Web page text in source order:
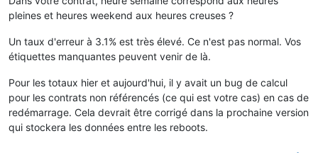
pleines et heures weekend aux heures creuses ?
Un taux d'erreur à 3.1% est très élevé. Ce n'est pas normal. Vos
étiquettes manquantes peuvent venir de là.
Pour les totaux hier et aujourd'hui, il y avait un bug de calcul
pour les contrats non référencés (ce qui est votre cas) en cas de
redémarrage. Cela devrait être corrigé dans la prochaine version
qui stockera les données entre les reboots.